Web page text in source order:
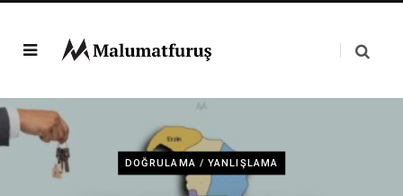
DOĞRULAMA / YANLIŞLAMA